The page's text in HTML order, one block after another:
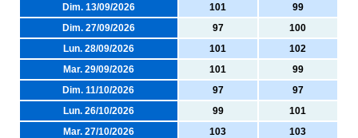
Dim. 13/09/2026
101
99
Dim. 27/09/2026
97
100
Lun. 28/09/2026
101
102
Mar. 29/09/2026
101
99
Dim. 11/10/2026
97
97
Lun. 26/10/2026
99
101
Mar. 27/10/2026
103
103